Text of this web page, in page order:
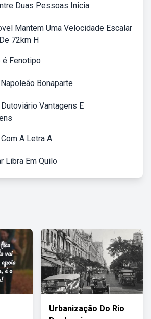
Duas Pessoas Inicia
Mantem Uma Velocidade Escalar
72km H
é Fenotipo
Bonaparte
Vantagens E
A Letra A
Libra Em Quilo
Urbanização Do Rio